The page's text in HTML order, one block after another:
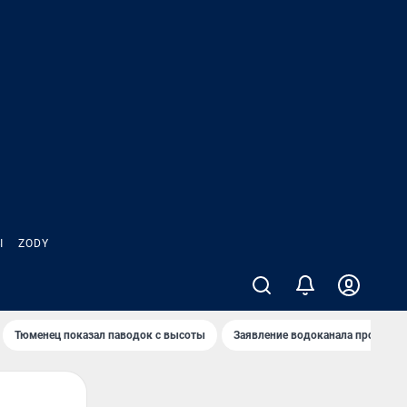
ZODY
Тюменец показал паводок с высоты Заявление водоканала про